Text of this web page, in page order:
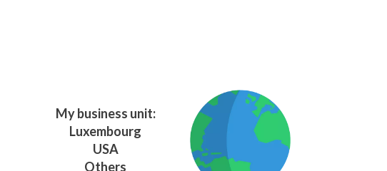
My business unit:
Luxembourg
USA
Others